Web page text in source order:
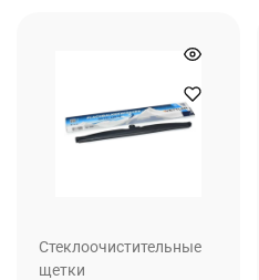
Стеклоочистительные
щетки